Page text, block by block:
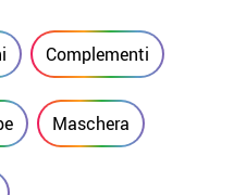
Complementi
Maschera